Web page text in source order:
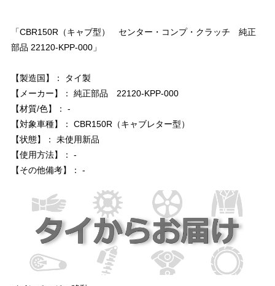
「CBR150R（キャブ型） センター・コンプ・クラッチ 純正
部品 22120-KPP-000」
【製造国】： タイ製
【メーカー】： 純正部品 22120-KPP-000
【材質/色】： -
【対象車種】： CBR150R（キャブレター型）
【状態】： 未使用新品
【使用方法】： -
【その他備考】： -